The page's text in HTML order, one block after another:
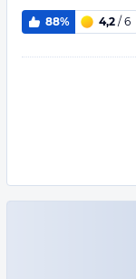
88% 4,2 / 6